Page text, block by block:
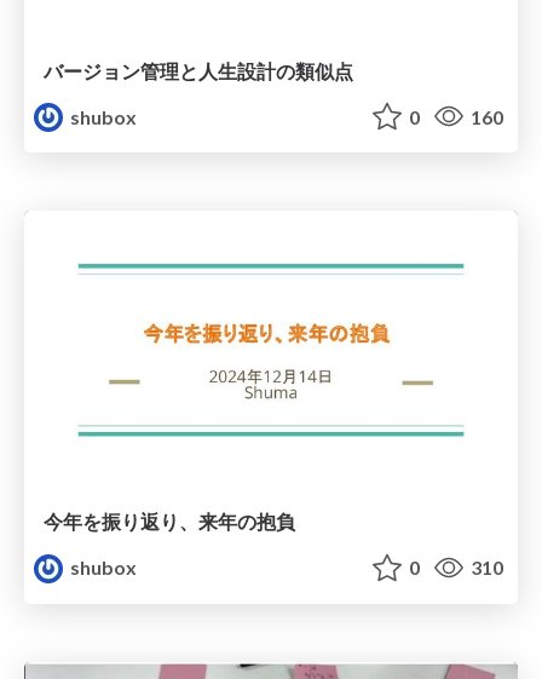
バージョン管理と人生設計の類似点
shubox
0 160
今年を振り返り、来年の抱負
shubox
0 310